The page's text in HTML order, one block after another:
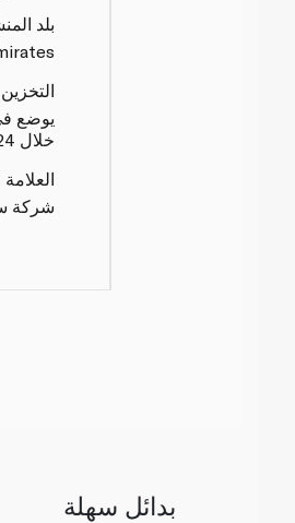
بلد
التخزين
يوضع
خلال 24 ساعة من الفتح.
العلامة
شركة
بدائل سهلة